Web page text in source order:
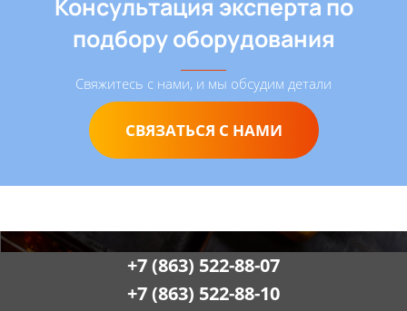
Консультация эксперта по
подбору оборудования
Свяжитесь с нами, и мы обсудим детали
СВЯЗАТЬСЯ С НАМИ
+7 (863) 522-88-07
+7 (863) 522-88-10